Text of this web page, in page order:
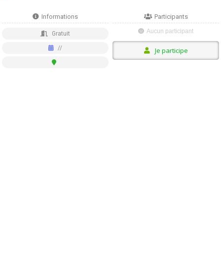
Informations
Gratuit
//
Participants
Aucun participant
Je participe